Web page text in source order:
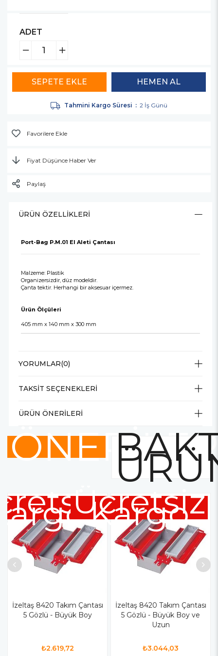
ADET
Tahmini Kargo Süresi : 2 İş Günü
Favorilere Ekle
Fiyat Düşünce Haber Ver
Paylaş
ÜRÜN ÖZELLIKLERI
Port-Bag P.M.01 El Aleti Çantası
Malzeme: Plastik
Organizersizdir, düz modeldir.
Çanta tektir. Herhangi bir aksesuar içermez.
Ürün Ölçüleri
405 mm x 140 mm x 300 mm
YORUMLAR(0)
TAKSIT SEÇENEKLERI
ÜRÜN ÖNERILERI
İzeltaş 8420 Takım Çantası
5 Gözlü - Büyük Boy
₺2.619,72
İzeltaş 8420 Takım Çantası
5 Gözlü - Büyük Boy ve
Uzun
₺3.044,03
Ücretsiz
Kargo